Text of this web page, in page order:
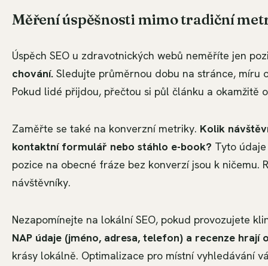
Měření úspěšnosti mimo tradiční
Úspěch SEO u zdravotnických webů neměříte jen
chování. Sledujte průměrnou dobu na stránce, míru
Pokud lidé přijdou, přečtou si půl článku a okamžitě
Zaměřte se také na konverzní metriky. Kolik
kontaktní formulář nebo stáhlo e-book? Tyto
pozice na obecné fráze bez konverzí jsou k ničemu.
návštěvníky.
Nezapomínejte na lokální SEO, pokud provozujete
NAP údaje (jméno, adresa, telefon) a recenze hrají
krásy lokálně. Optimalizace pro místní vyhledávání